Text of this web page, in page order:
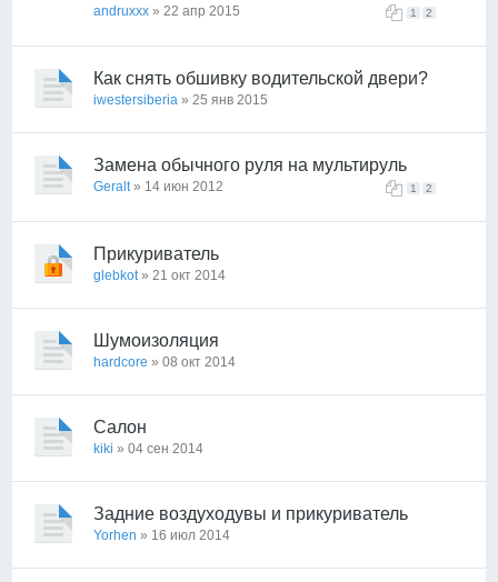
1 2
andruxxx » 22 апр 2015
Как снять обшивку водительской двери?
iwestersiberia » 25 янв 2015
Замена обычного руля на мультируль
1 2
Geralt» 14 июн 2012
Прикуриватель
glebkot» 21 окт 2014
Шумоизоляция
hardcore » 08 окт 2014
Салон
kiki » 04 сен 2014
Задние воздуходувы и прикуриватель
Yorhen » 16 июл 2014